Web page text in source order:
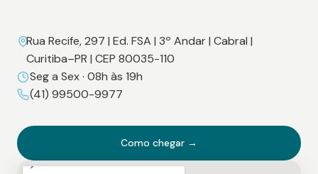
Rua Recife, 297 | Ed. FSA | 3º Andar | Cabral |
Curitiba–PR | CEP 80035-110
Seg a Sex · 08h às 19h
(41) 99500-9977
Como chegar →